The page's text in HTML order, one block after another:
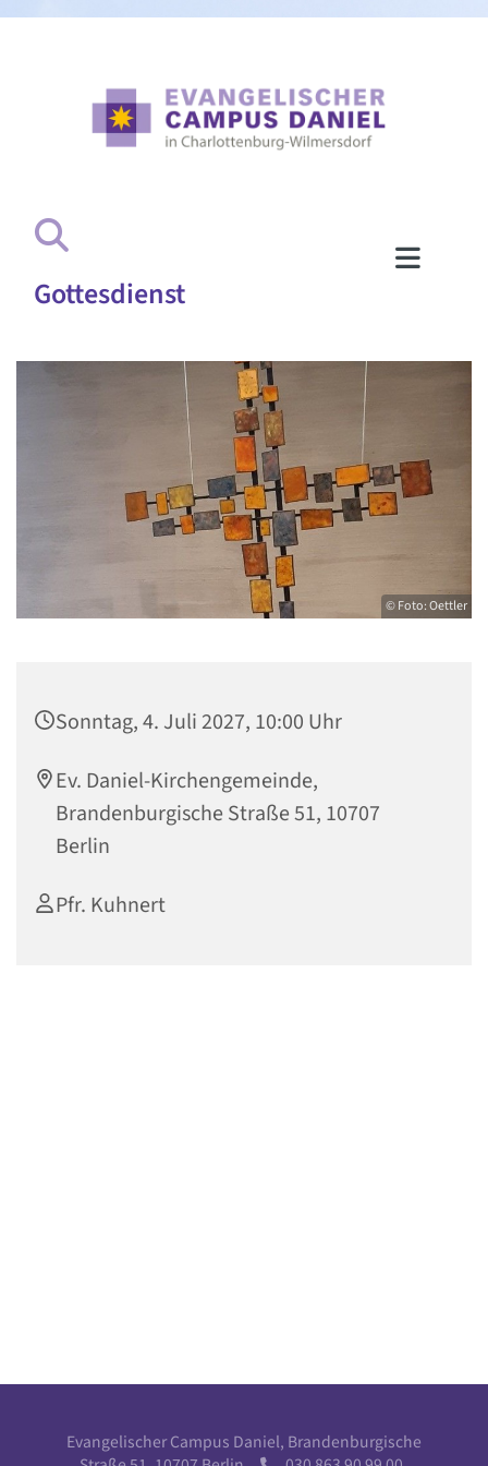
Gottesdienst
© Foto: Oettler
Sonntag, 4. Juli 2027, 10:00 Uhr
Ev. Daniel-Kirchengemeinde,
Brandenburgische Straße 51, 10707
Berlin
Pfr. Kuhnert
Evangelischer Campus Daniel, Brandenburgische